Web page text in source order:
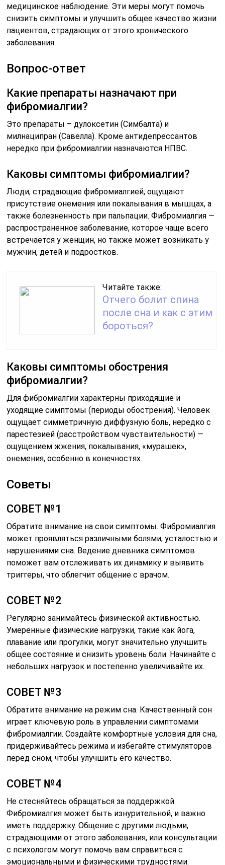
медицинское наблюдение. Эти меры могут помочь
снизить симптомы и улучшить общее качество жизни
пациентов, страдающих от этого хронического
заболевания.
Вопрос-ответ
Какие препараты назначают при
фибромиалгии?
Это препараты – дулоксетин (Симбалта) и
милнаципран (Савелла). Кроме антидепрессантов
нередко при фибромиалгии назначаются НПВС.
Каковы симптомы фибромиалгии?
Люди, страдающие фибромиалгией, ощущают
присутствие онемения или покалывания в мышцах, а
также болезненность при пальпации. Фибромиалгия —
распространенное заболевание, которое чаще всего
встречается у женщин, но также может возникать у
мужчин, детей и подростков.
Читайте также:
Отчего болит спина
после сна и как с этим
бороться?
Каковы симптомы обострения
фибромиалгии?
Для фибромиалгии характерны приходящие и
уходящие симптомы (периоды обострения). Человек
ощущает симметричную диффузную боль, нередко с
парестезией (расстройством чувствительности) —
ощущением жжения, покалывания, «мурашек»,
онемения, особенно в конечностях.
Советы
СОВЕТ №1
Обратите внимание на свои симптомы. Фибромиалгия
может проявляться различными болями, усталостью и
нарушениями сна. Ведение дневника симптомов
поможет вам отслеживать их динамику и выявить
триггеры, что облегчит общение с врачом.
СОВЕТ №2
Регулярно занимайтесь физической активностью.
Умеренные физические нагрузки, такие как йога,
плавание или прогулки, могут значительно улучшить
общее состояние и снизить уровень боли. Начинайте с
небольших нагрузок и постепенно увеличивайте их.
СОВЕТ №3
Обратите внимание на режим сна. Качественный сон
играет ключевую роль в управлении симптомами
фибромиалгии. Создайте комфортные условия для сна,
придерживайтесь режима и избегайте стимуляторов
перед сном, чтобы улучшить его качество.
СОВЕТ №4
Не стесняйтесь обращаться за поддержкой.
Фибромиалгия может быть изнурительной, и важно
иметь поддержку. Общение с другими людьми,
страдающими от этого заболевания, или консультации
с психологом могут помочь вам справиться с
эмоциональными и физическими трудностями.